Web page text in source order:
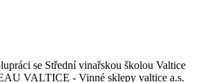
se Střední vinařskou školou Valtice
VALTICE - Vinné sklepy valtice a.s.